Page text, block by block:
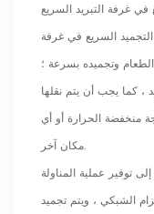
غرفة التبريد السريع
السريع في غرفة
الطعام وتجميده بسرعة ؛
، كما يجب أن يتم نقلها
منخفضة الحرارة أو أي
مكان آخر.
توفير عملية المناولة
الشبكي ، ويتم تجميد